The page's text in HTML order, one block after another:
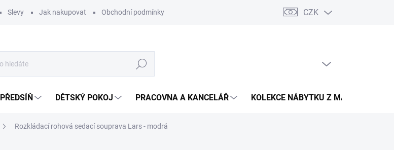
Slevy Jak nakupovat Obchodní podmínky Podmínky ochrany osobních údajů Pojištění zásilky
CZK
Hledat
PŘEDSÍŇ DĚTSKÝ POKOJ PRACOVNA A KANCELÁŘ KOLEKCE NÁBYTKU Z MASIVU
Rozkládací rohová sedací souprava Lars - modrá